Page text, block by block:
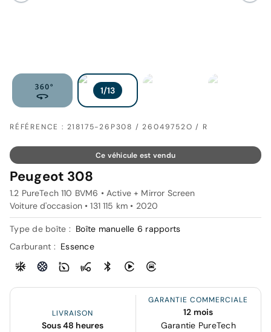
RÉFÉRENCE : 218175-26P308 / 26049752O / R
Ce véhicule est vendu
Peugeot 308
1.2 PureTech 110 BVM6 • Active + Mirror Screen
Voiture d'occasion • 131 115 km • 2020
Type de boîte : Boîte manuelle 6 rapports
Carburant : Essence
LIVRAISON
Sous 48 heures
GARANTIE COMMERCIALE
12 mois
Garantie PureTech